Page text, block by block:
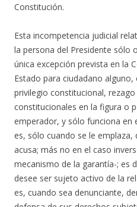
Constitución.
Esta incompetencia judicial
la persona del Presidente sólo
única excepción prevista en la
Estado para ciudadano alguno,
privilegio constitucional,
constitucionales en la figura o
emperador, y sólo funciona en
es, sólo cuando se le emplaza,
acusa; más no en el caso
mecanismo de la garantía-; es
desee ser sujeto activo de la
es, cuando sea denunciante,